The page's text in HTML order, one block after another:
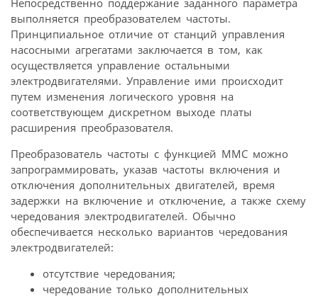
выполняется преобразователем частоты.
Принципиальное отличие от станций управления
насосными агрегатами заключается в том, как
осуществляется управление остальными
электродвигателями. Управление ими происходит
путем изменения логического уровня на
соответствующем дискретном выходе платы
расширения преобразователя.
Преобразователь частоты с функцией MMC можно
запрограммировать, указав частоты включения и
отключения дополнительных двигателей, время
задержки на включение и отключение, а также схему
чередования электродвигателей. Обычно
обеспечивается несколько вариантов чередования
электродвигателей:
отсутствие чередования;
чередование только дополнительных